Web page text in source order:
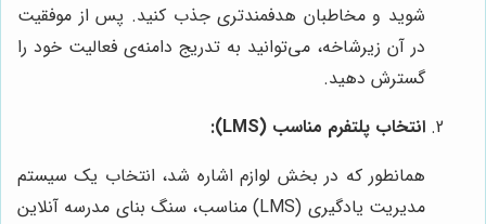
شوید و مخاطبان هدفمندتری جذب کنید. پس از موفقیت
در آن زیرشاخه، می‌توانید به تدریج دامنه‌ی فعالیت خود را
گسترش دهید.
انتخاب پلتفرم مناسب (LMS):
همانطور که در بخش لوازم اشاره شد، انتخاب یک سیستم
مدیریت یادگیری (LMS) مناسب، سنگ بنای مدرسه آنلاین